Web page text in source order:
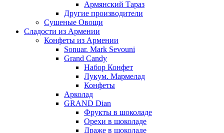
Армянский Тараз
Другие производители
Сушеные Овощи
Сладости из Армении
Конфеты из Армении
Sonuar. Mark Sevouni
Grand Candy
Набор Конфет
Лукум. Мармелад
Конфеты
Арколад
GRAND Dian
Фрукты в шоколаде
Орехи в шоколаде
Драже в шоколаде